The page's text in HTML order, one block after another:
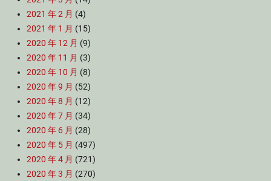
2021 年 2 月 (4)
2021 年 1 月 (15)
2020 年 12 月 (9)
2020 年 11 月 (3)
2020 年 10 月 (8)
2020 年 9 月 (52)
2020 年 8 月 (12)
2020 年 7 月 (34)
2020 年 6 月 (28)
2020 年 5 月 (497)
2020 年 4 月 (721)
2020 年 3 月 (270)